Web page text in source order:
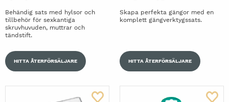
Behändig sats med hylsor och
tillbehör för sexkantiga
skruvhuvuden, muttrar och
tändstift.
HITTA ÅTERFÖRSÄLJARE
Skapa perfekta gängor med en
komplett gängverktygssats.
HITTA ÅTERFÖRSÄLJARE